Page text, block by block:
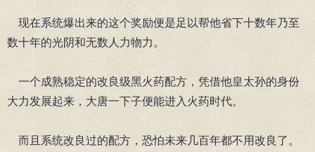
现在系统爆出来的这个奖励便是足以帮他省下十数年乃至
数十年的光阴和无数人力物力。
一个成熟稳定的改良级黑火药配方，凭借他皇太孙的身份
大力发展起来，大唐一下子便能进入火药时代。
而且系统改良过的配方，恐怕未来几百年都不用改良了。